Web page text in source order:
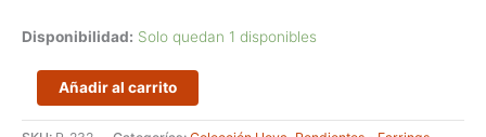
Disponibilidad: Solo quedan 1 disponibles
Pendientes
pequeños
de
Añadir al carrito